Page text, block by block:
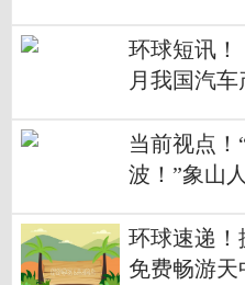
环球短讯！
月我国汽
当前视点
波！”象山
环球速递！
免费畅游天